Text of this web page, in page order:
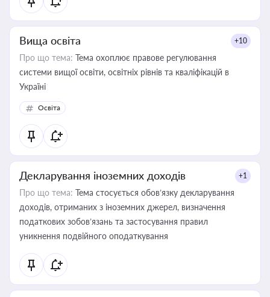
Вища освіта +10
Про що тема: Тема охоплює правове регулювання
системи вищої освіти, освітніх рівнів та кваліфікацій в
Україні
Освіта
Декларування іноземних доходів +1
Про що тема: Тема стосується обов’язку декларування
доходів, отриманих з іноземних джерел, визначення
податкових зобов’язань та застосування правил
уникнення подвійного оподаткування